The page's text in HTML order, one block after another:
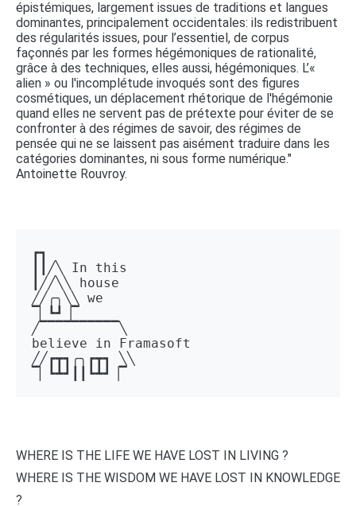
épistémiques, largement issues de traditions et langues
dominantes, principalement occidentales: ils redistribuent
des régularités issues, pour l’essentiel, de corpus
façonnés par les formes hégémoniques de rationalité,
grâce à des techniques, elles aussi, hégémoniques. L’«
alien » ou l'incomplétude invoqués sont des figures
cosmétiques, un déplacement rhétorique de l'hégémonie
quand elles ne servent pas de prétexte pour éviter de se
confronter à des régimes de savoir, des régimes de
pensée qui ne se laissent pas aisément traduire dans les
catégories dominantes, ni sous forme numérique."
Antoinette Rouvroy.
┏┓
┃┃╱╲ In this
┃╱╱╲╲ house
╱╱╭╮╲╲ we
▔▏┗┛▕▔
╱▔▔▔▔▔▔▔▔▔▔╲
believe in Framasoft
╱╱┏┳┓╭╮┏┳┓ ╲╲
▔▏┗┻┛┃┃┗┻┛▕▔
WHERE IS THE LIFE WE HAVE LOST IN LIVING ?
WHERE IS THE WISDOM WE HAVE LOST IN KNOWLEDGE
?